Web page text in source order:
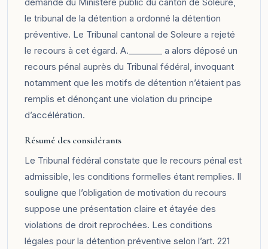
le tribunal de la détention a ordonné la détention
préventive. Le Tribunal cantonal de Soleure a rejeté
le recours à cet égard. A.________ a alors déposé un
recours pénal auprès du Tribunal fédéral, invoquant
notamment que les motifs de détention n’étaient pas
remplis et dénonçant une violation du principe
d’accélération.
Résumé des considérants
Le Tribunal fédéral constate que le recours pénal est
admissible, les conditions formelles étant remplies. Il
souligne que l’obligation de motivation du recours
suppose une présentation claire et étayée des
violations de droit reprochées. Les conditions
légales pour la détention préventive selon l’art. 221